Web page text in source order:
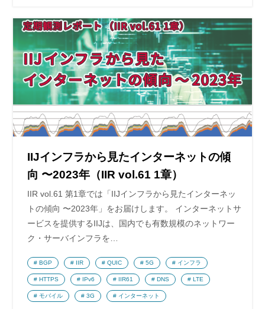
IIJインフラから見たインターネットの傾
向 〜2023年（IIR vol.61 1章）
IIR vol.61 第1章では「IIJインフラから見たインターネッ
トの傾向 〜2023年」をお届けします。 インターネットサ
ービスを提供するIIJは、国内でも有数規模のネットワー
ク・サーバインフラを…
BGP IIR QUIC 5G インフラ
HTTPS IPv6 IIR61 DNS LTE
モバイル 3G インターネット